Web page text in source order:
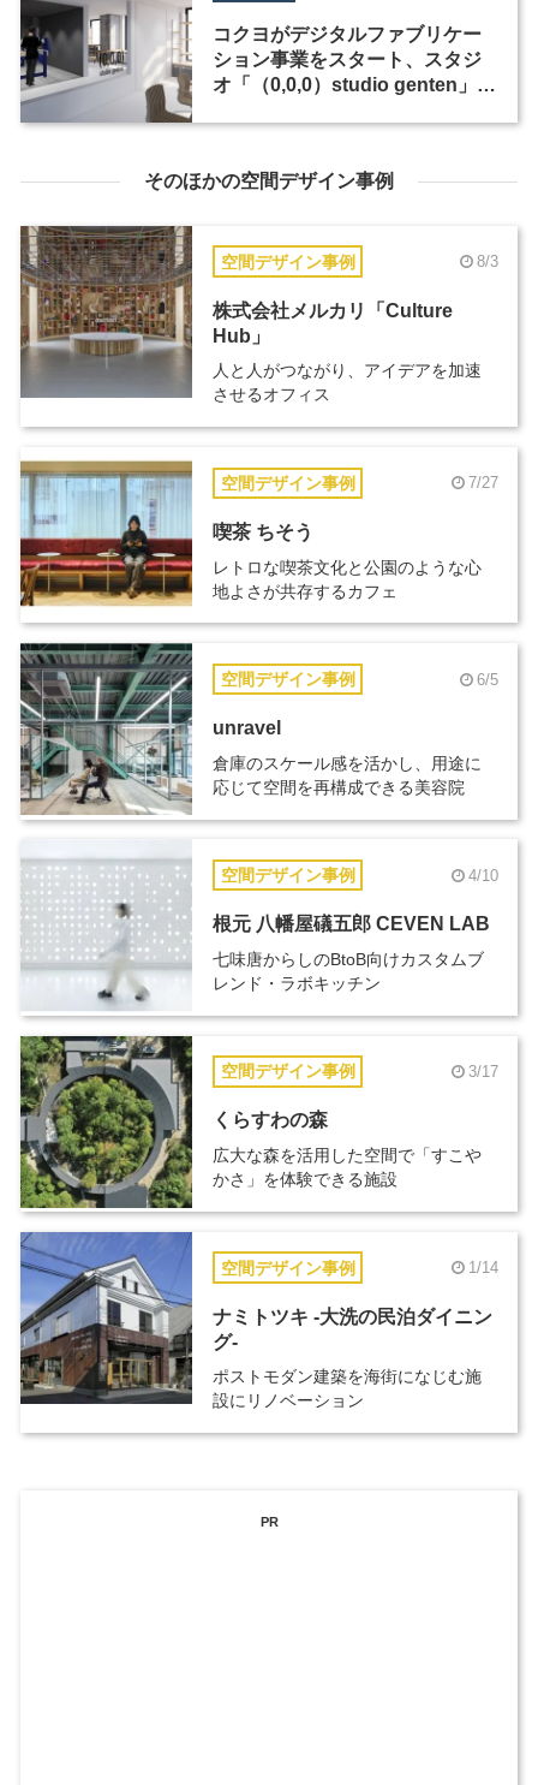
コクヨがデジタルファブリケー
ション事業をスタート、スタジ
オ「（0,0,0）studio genten」を
そのほかの空間デザイン事例
空間デザイン事例 8/3
株式会社メルカリ「Culture
Hub」
人と人がつながり、アイデアを加速
させるオフィス
空間デザイン事例 7/27
喫茶 ちそう
レトロな喫茶文化と公園のような心
地よさが共存するカフェ
空間デザイン事例 6/5
unravel
倉庫のスケール感を活かし、用途に
応じて空間を再構成できる美容院
空間デザイン事例 4/10
根元 八幡屋礒五郎 CEVEN LAB
七味唐からしのBtoB向けカスタムブ
レンド・ラボキッチン
空間デザイン事例 3/17
くらすわの森
広大な森を活用した空間で「すこや
かさ」を体験できる施設
空間デザイン事例 1/14
ナミトツキ -大洗の民泊ダイニン
グ-
ポストモダン建築を海街になじむ施
設にリノベーション
PR